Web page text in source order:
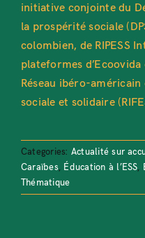
initiative conjointe du
la prospérité sociale
colombien, de RIPESS
plateformes
Réseau ibéro-
sociale et solidaire
Categories: Actualité sur
Caraïbes, Éducation à l’ESS,
Thématique